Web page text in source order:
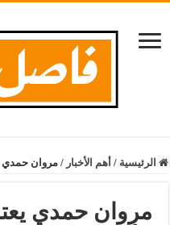
الرئيسية / أهم الأخبار / مروان حمدي
مروان حمدي